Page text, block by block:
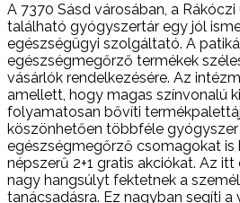
A 7370 Sásd városában, a
található gyógyszertár egy jól
egészségügyi szolgáltató. A
egészségmegőrző termékek
vásárlók rendelkezésére. Az
amellett, hogy magas színvonalú
folyamatosan bővíti
köszönhetően többféle
egészségmegőrző csomagokat is
népszerű 2+1 gratis akciókat. Az
nagy hangsúlyt fektetnek a
tanácsadásra. Ez nagyban segíti